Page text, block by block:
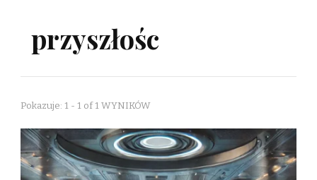
przyszłośc
Pokazuje: 1 - 1 of 1 WYNIKÓW